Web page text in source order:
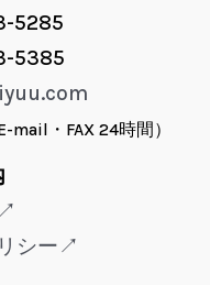
5285
5385
E-mail・FAX 24時間）
シー↗